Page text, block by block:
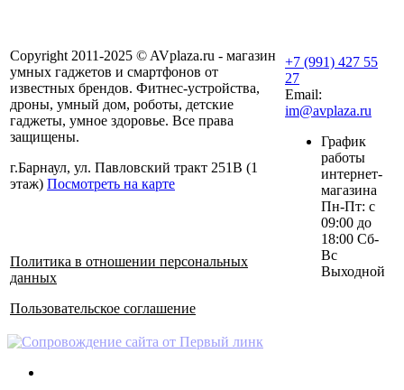
Copyright 2011-2025 © AVplaza.ru - магазин
умных гаджетов и смартфонов от
известных брендов. Фитнес-устройства,
дроны, умный дом, роботы, детские
гаджеты, умное здоровье. Все права
защищены.
г.Барнаул, ул. Павловский тракт 251В (1
этаж) Посмотреть на карте
Политика в отношении персональных
данных
Пользовательское соглашение
+7 (991) 427 55
27
Email:
im@avplaza.ru
График
работы
интернет-
магазина
Пн-Пт: с
09:00 до
18:00 Сб-
Вс
Выходной